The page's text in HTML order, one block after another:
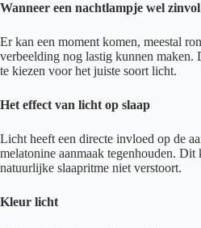
Wanneer een nachtlampje wel
Er kan een moment komen, meestal
verbeelding nog lastig kunnen maken.
te kiezen voor het juiste soort licht.
Het effect van licht op slaap
Licht heeft een directe invloed op de
melatonine aanmaak tegenhouden.
natuurlijke slaapritme niet verstoort.
Kleur licht